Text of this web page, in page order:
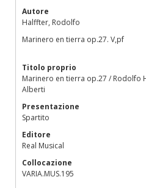
Autore
Halffter, Rodolfo
Marinero en tierra op.27. V,pf
Titolo proprio
Marinero en tierra op.27 / Rodolfo
Alberti
Presentazione
Spartito
Editore
Real Musical
Collocazione
VARIA.MUS.195